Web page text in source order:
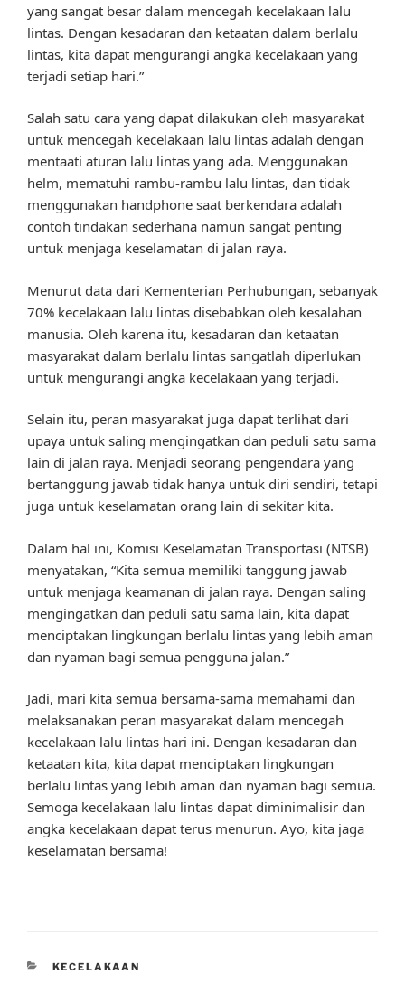
yang sangat besar dalam mencegah kecelakaan lalu
lintas. Dengan kesadaran dan ketaatan dalam berlalu
lintas, kita dapat mengurangi angka kecelakaan yang
terjadi setiap hari.”
Salah satu cara yang dapat dilakukan oleh masyarakat
untuk mencegah kecelakaan lalu lintas adalah dengan
mentaati aturan lalu lintas yang ada. Menggunakan
helm, mematuhi rambu-rambu lalu lintas, dan tidak
menggunakan handphone saat berkendara adalah
contoh tindakan sederhana namun sangat penting
untuk menjaga keselamatan di jalan raya.
Menurut data dari Kementerian Perhubungan, sebanyak
70% kecelakaan lalu lintas disebabkan oleh kesalahan
manusia. Oleh karena itu, kesadaran dan ketaatan
masyarakat dalam berlalu lintas sangatlah diperlukan
untuk mengurangi angka kecelakaan yang terjadi.
Selain itu, peran masyarakat juga dapat terlihat dari
upaya untuk saling mengingatkan dan peduli satu sama
lain di jalan raya. Menjadi seorang pengendara yang
bertanggung jawab tidak hanya untuk diri sendiri, tetapi
juga untuk keselamatan orang lain di sekitar kita.
Dalam hal ini, Komisi Keselamatan Transportasi (NTSB)
menyatakan, “Kita semua memiliki tanggung jawab
untuk menjaga keamanan di jalan raya. Dengan saling
mengingatkan dan peduli satu sama lain, kita dapat
menciptakan lingkungan berlalu lintas yang lebih aman
dan nyaman bagi semua pengguna jalan.”
Jadi, mari kita semua bersama-sama memahami dan
melaksanakan peran masyarakat dalam mencegah
kecelakaan lalu lintas hari ini. Dengan kesadaran dan
ketaatan kita, kita dapat menciptakan lingkungan
berlalu lintas yang lebih aman dan nyaman bagi semua.
Semoga kecelakaan lalu lintas dapat diminimalisir dan
angka kecelakaan dapat terus menurun. Ayo, kita jaga
keselamatan bersama!
CATEGORIES
KECELAKAAN